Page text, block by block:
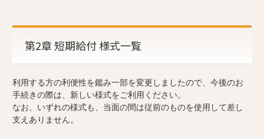
第2章 短期給付 様式一覧
利用する方の利便性を鑑み一部を変更しましたので、今後のお
手続きの際は、新しい様式をご利用ください。
なお、いずれの様式も、当面の間は従前のものを使用して差し
支えありません。